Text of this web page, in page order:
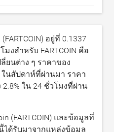
อยู่ที่ 0.1337
งสำหรับ FARTCOIN คือ
ยนต่าง ๆ ราคาของ
ในสัปดาห์ที่ผ่านมา ราคา
2.8% ใน 24 ชั่วโมงที่ผ่าน
(FARTCOIN) และข้อมูลที่
ได้รับมาจากแหล่งข้อมูล